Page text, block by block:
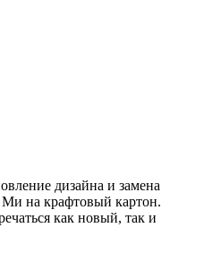
дизайна и замена
Ми на крафтовый картон.
как новый, так и